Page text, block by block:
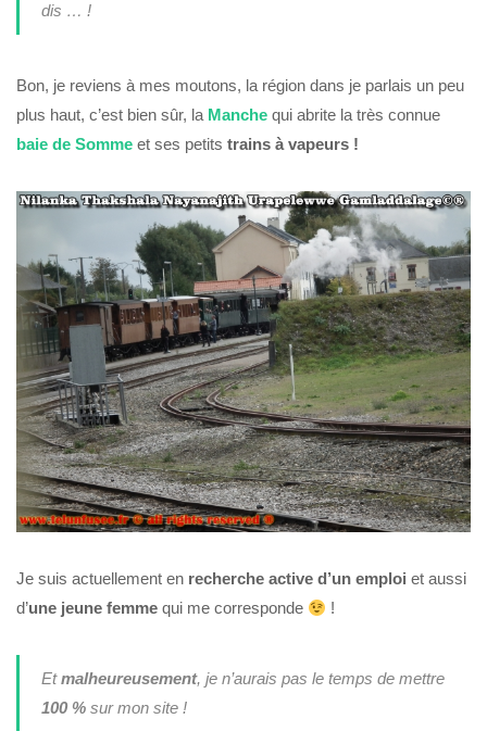
dis … !
Bon, je reviens à mes moutons, la région dans je parlais un peu
plus haut, c’est bien sûr, la Manche qui abrite la très connue
baie de Somme et ses petits trains à vapeurs !
Je suis actuellement en recherche active d’un emploi et aussi
d’une jeune femme qui me corresponde !
Etmalheureusement, je n’aurais pas le temps de mettre
100 %sur mon site !